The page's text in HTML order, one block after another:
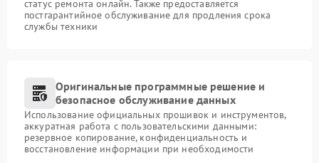
статус ремонта онлайн. Также предоставляется
постгарантийное обслуживание для продления срока
службы техники
Оригинальные программные решение и
безопасное обслуживание данных
Использование официальных прошивок и инструментов,
аккуратная работа с пользовательскими данными:
резервное копирование, конфиденциальность и
восстановление информации при необходимости